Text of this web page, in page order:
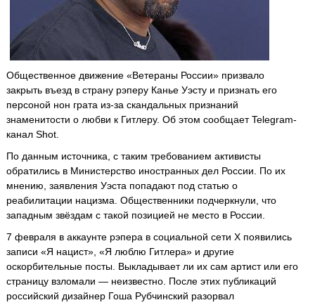
Общественное движение «Ветераны России» призвало
закрыть въезд в страну рэперу Канье Уэсту и признать его
персоной нон грата из-за скандальных признаний
знаменитости о любви к Гитлеру. Об этом сообщает Telegram-
канал Shot.
По данным источника, с таким требованием активисты
обратились в Министерство иностранных дел России. По их
мнению, заявления Уэста попадают под статью о
реабилитации нацизма. Общественники подчеркнули, что
западным звёздам с такой позицией не место в России.
7 февраля в аккаунте рэпера в социальной сети X появились
записи «Я нацист», «Я люблю Гитлера» и другие
оскорбительные посты. Выкладывает ли их сам артист или его
страницу взломали — неизвестно. После этих публикаций
российский дизайнер Гоша Рубчинский разорвал